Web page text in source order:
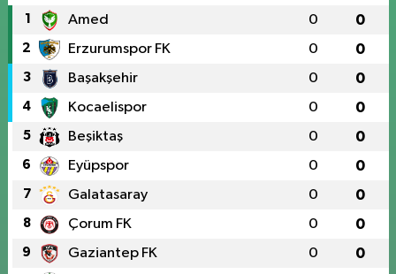
1 Amed 0 0
2 Erzurumspor FK 0 0
3 Başakşehir 0 0
4 Kocaelispor 0 0
5 Beşiktaş 0 0
6 Eyüpspor 0 0
7 Galatasaray 0 0
8 Çorum FK 0 0
9 Gaziantep FK 0 0